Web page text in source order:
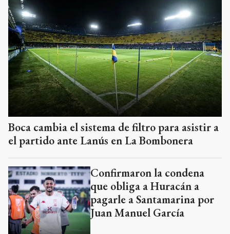
Boca cambia el sistema de filtro para asistir a
el partido ante Lanús en La Bombonera
Confirmaron la condena
que obliga a Huracán a
pagarle a Santamarina por
Juan Manuel García